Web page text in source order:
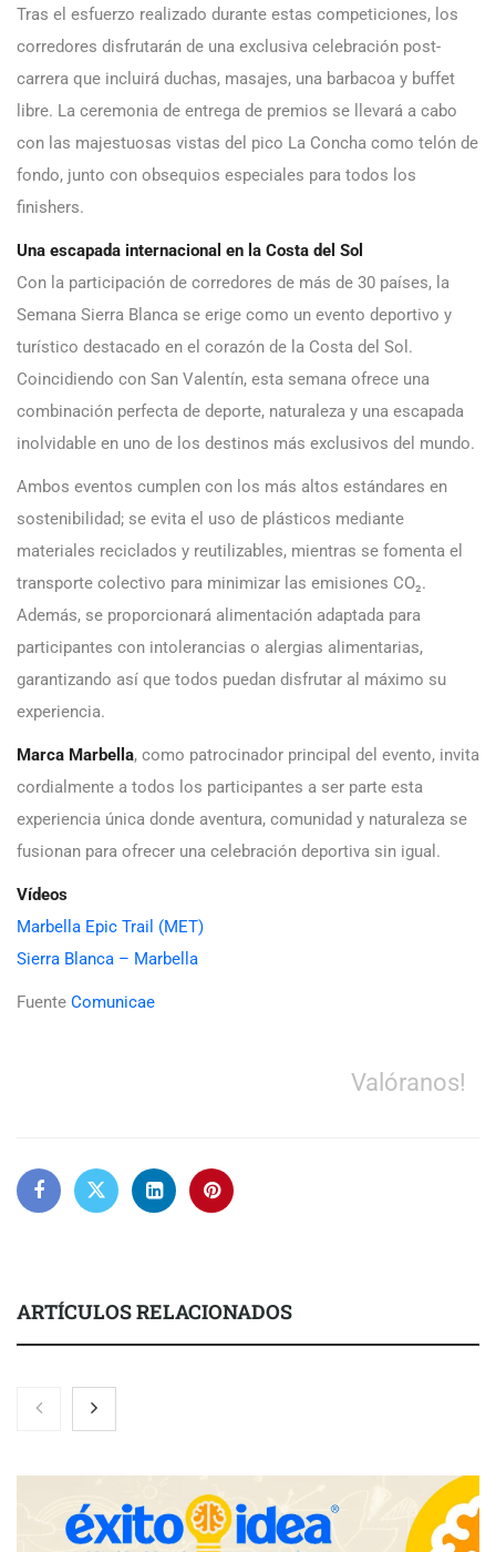
Tras el esfuerzo realizado durante estas competiciones, los
corredores disfrutarán de una exclusiva celebración post-
carrera que incluirá duchas, masajes, una barbacoa y buffet
libre. La ceremonia de entrega de premios se llevará a cabo
con las majestuosas vistas del pico La Concha como telón de
fondo, junto con obsequios especiales para todos los
finishers.
Una escapada internacional en la Costa del Sol
Con la participación de corredores de más de 30 países, la
Semana Sierra Blanca se erige como un evento deportivo y
turístico destacado en el corazón de la Costa del Sol.
Coincidiendo con San Valentín, esta semana ofrece una
combinación perfecta de deporte, naturaleza y una escapada
inolvidable en uno de los destinos más exclusivos del mundo.
Ambos eventos cumplen con los más altos estándares en
sostenibilidad; se evita el uso de plásticos mediante
materiales reciclados y reutilizables, mientras se fomenta el
transporte colectivo para minimizar las emisiones CO₂.
Además, se proporcionará alimentación adaptada para
participantes con intolerancias o alergias alimentarias,
garantizando así que todos puedan disfrutar al máximo su
experiencia.
Marca Marbella, como patrocinador principal del evento, invita
cordialmente a todos los participantes a ser parte esta
experiencia única donde aventura, comunidad y naturaleza se
fusionan para ofrecer una celebración deportiva sin igual.
Vídeos
Marbella Epic Trail (MET)
Sierra Blanca – Marbella
Fuente Comunicae
Valóranos!
ARTÍCULOS RELACIONADOS
El nuevo mapa de zonas tensionadas abre nuevos frentes
legales para propietarios e inquilinos en Cataluña
La luz roja, el nuevo aftersun, actúa en la recuperación de la piel
después del sol